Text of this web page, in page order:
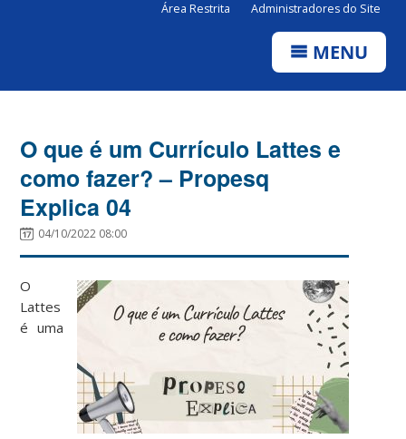
Área Restrita Administradores do Site
MENU
O que é um Currículo Lattes e
como fazer? – Propesq
Explica 04
04/10/2022 08:00
O
Lattes
é uma